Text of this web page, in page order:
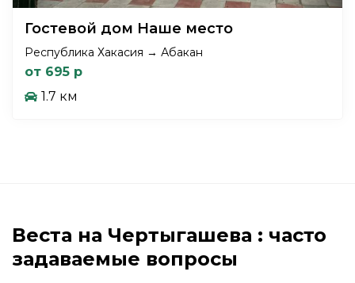
Гостевой дом Наше место
Республика Хакасия → Абакан
от 695 р
1.7 км
Веста на Чертыгашева : часто
задаваемые вопросы